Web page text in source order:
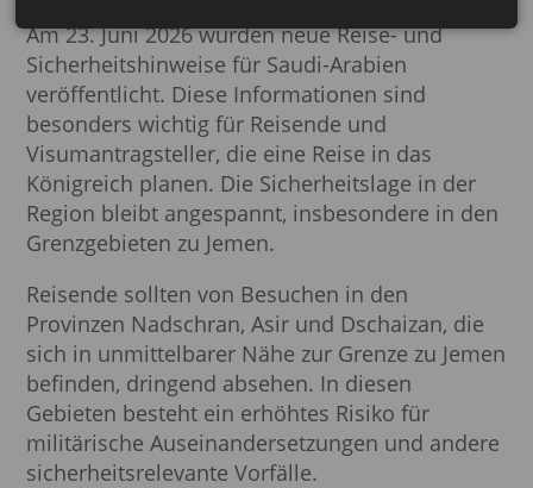
jetzt beantragen
Am 23. Juni 2026 wurden neue Reise- und
Sicherheitshinweise für Saudi-Arabien
veröffentlicht. Diese Informationen sind
besonders wichtig für Reisende und
Visumantragsteller, die eine Reise in das
Königreich planen. Die Sicherheitslage in der
Region bleibt angespannt, insbesondere in den
Grenzgebieten zu Jemen.
Reisende sollten von Besuchen in den
Provinzen Nadschran, Asir und Dschaizan, die
sich in unmittelbarer Nähe zur Grenze zu Jemen
befinden, dringend absehen. In diesen
Gebieten besteht ein erhöhtes Risiko für
militärische Auseinandersetzungen und andere
sicherheitsrelevante Vorfälle.